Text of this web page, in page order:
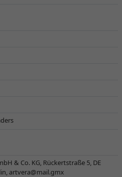
& Co. KG, Rückertstraße 5, DE
artvera@mail.gmx